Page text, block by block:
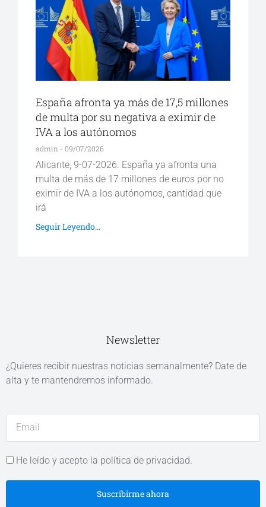
España afronta ya más de 17,5 millones
de multa por su negativa a eximir de
IVA a los autónomos
admin 09/07/2026
Alicante, 9-07-2026. España ya afronta una
multa de más de 17 millones de euros por no
eximir de IVA a los autónomos, cantidad que
irá
Seguir Leyendo...
Newsletter
¿Quieres recibir nuestras noticias semanalmente? Date de
alta y te mantendremos informado.
He leído y acepto la política de privacidad.
Suscribirme ahora